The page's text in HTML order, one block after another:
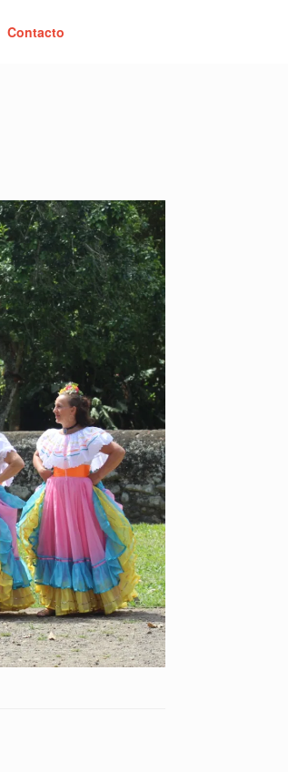
Contacto